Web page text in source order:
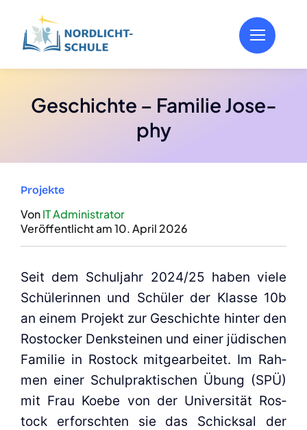
Inhalt
springen
Geschich­te – Fami­lie Jose­
phy
Pro­jek­te
VonIT Admi­nis­tra­tor
Ver­öf­fent­licht am 10. April 2026
Seit dem Schul­jahr 2024/25 haben vie­le
Schü­le­rin­nen und Schü­ler der Klas­se 10b
an einem Pro­jekt zur Geschich­te hin­ter den
Ros­to­cker Denk­stei­nen und einer jüdi­schen
Fami­lie in Ros­tock mit­ge­ar­bei­tet. Im Rah­
men einer Schul­prak­ti­schen Übung (SPÜ)
mit Frau Koe­be von der Uni­ver­si­tät Ros­
tock erforsch­ten sie das Schick­sal der